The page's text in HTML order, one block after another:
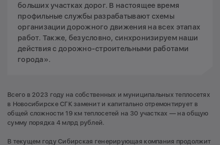
больших участках дорог. В настоящее время
профильные службы разрабатывают схемы
организации дорожного движения на всех этапах
работ. Также, безусловно, синхронизируем наши
действия с дорожно-строительными работами
города».
Всего в 2023 году на собственных и муниципальных теплосетях
в Новосибирске СГК заменит и капитально отремонтирует в
общей сложности 19 км теплосетей на 30 участках — на общую
сумму порядка 4 млрд рублей.
В текущем году Сибирская генерирующая компания продолжит